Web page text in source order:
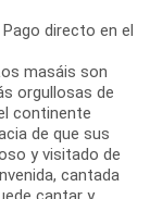
directo en el
masáis son
orgullosas de
continente
de que sus
y visitado de
cantada